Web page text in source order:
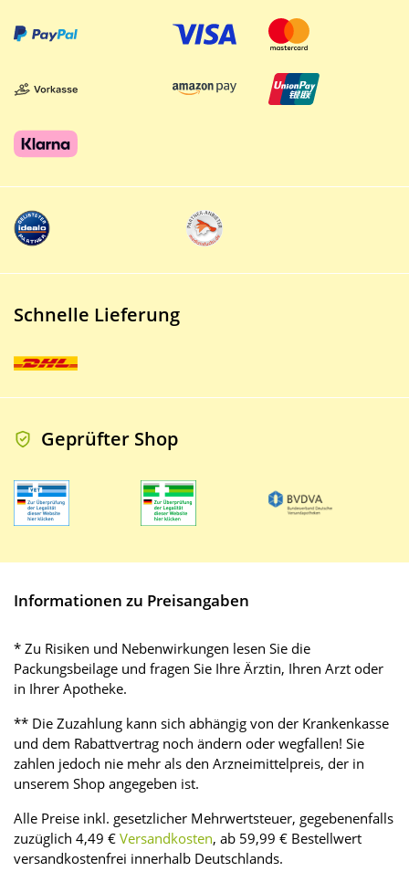
Schnelle Lieferung
Geprüfter Shop
Informationen zu Preisangaben
* Zu Risiken und Nebenwirkungen lesen Sie die
Packungsbeilage und fragen Sie Ihre Ärztin, Ihren Arzt oder
in Ihrer Apotheke.
** Die Zuzahlung kann sich abhängig von der Krankenkasse
und dem Rabattvertrag noch ändern oder wegfallen! Sie
zahlen jedoch nie mehr als den Arzneimittelpreis, der in
unserem Shop angegeben ist.
Alle Preise inkl. gesetzlicher Mehrwertsteuer, gegebenenfalls
zuzüglich 4,49 € Versandkosten, ab 59,99 € Bestellwert
versandkostenfrei innerhalb Deutschlands.